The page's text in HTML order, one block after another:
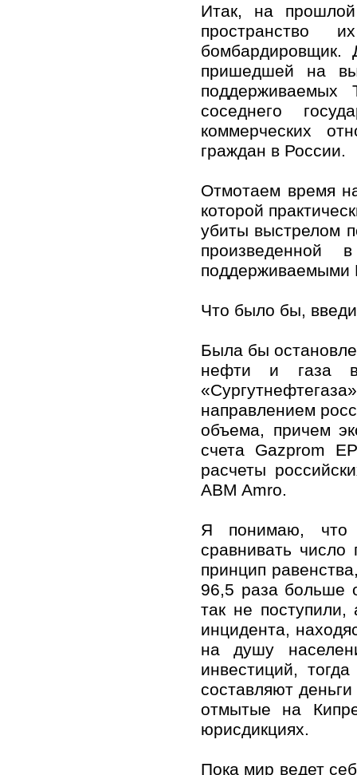
Итак, на
пространство
пришедшей на
поддерживаемых
соседнего
коммерческих
граждан в России.
Отмотаем время
которой
убиты выстрелом
произведенной
поддерживаемыми
Что было бы,
Была бы
нефти и газа
направлением
объема, причем
счета Gazprom
рaсчеты
ABM Amro.
Я понимаю, что
сравнивать число
принцип
96,5 раза больше
так не
инцидента,
на душу
инвестиций,
составляют
отмытые на
юрисдикциях.
Пока мир ведет